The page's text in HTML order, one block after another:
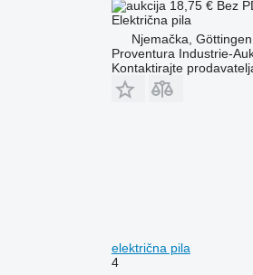
18,75 € Bez
Električna pila
Njemačka, Göttingen
Proventura Industrie-
Kontaktirajte
električna pila
4